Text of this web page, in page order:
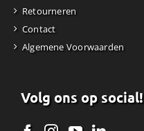
Retourneren
Contact
Algemene Voorwaarden
Volg ons op social!